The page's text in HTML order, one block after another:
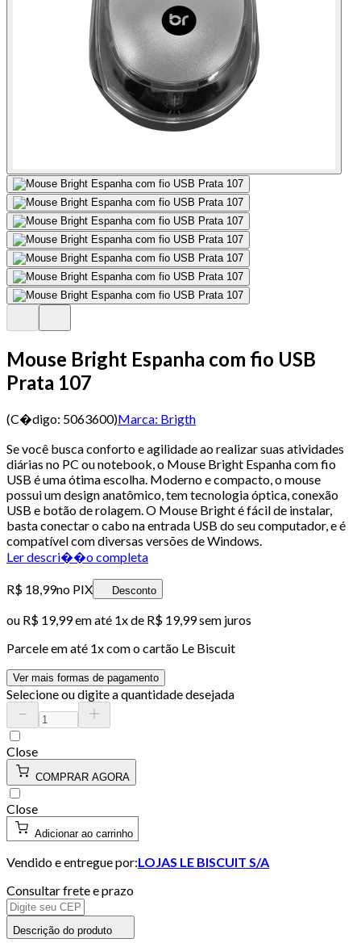
Mouse Bright Espanha com fio USB
Prata 107
(C�digo: 5063600)Marca: Brigth
Se você busca conforto e agilidade ao realizar suas atividades
diárias no PC ou notebook, o Mouse Bright Espanha com fio
USB é uma ótima escolha. Moderno e compacto, o mouse
possui um design anatômico, tem tecnologia óptica, conexão
USB e botão de rolagem. O Mouse Bright é fácil de instalar,
basta conectar o cabo na entrada USB do seu computador, e é
compatível com diversas versões de Windows.
Ler descri��o completa
R$ 18,99no PIX Desconto
ou R$ 19,99em até 1x de R$ 19,99sem juros
Parcele em até 1x com o cartão Le Biscuit
Ver mais formas de pagamento
Selecione ou digite a quantidade desejada
Close
COMPRAR AGORA
Close
Adicionar ao carrinho
Vendido e entregue por:LOJAS LE BISCUIT S/A
Consultar frete e prazo
Descrição do produto